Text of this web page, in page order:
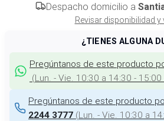
Despacho domicilio a
Revisar disponibilidad y
¿TIENES ALGUNA
Pregúntanos de este producto
(Lun. - Vie. 10:30 a 14:30 -
Pregúntanos de este producto
2244 3777 (Lun. - Vie. 10:30 a